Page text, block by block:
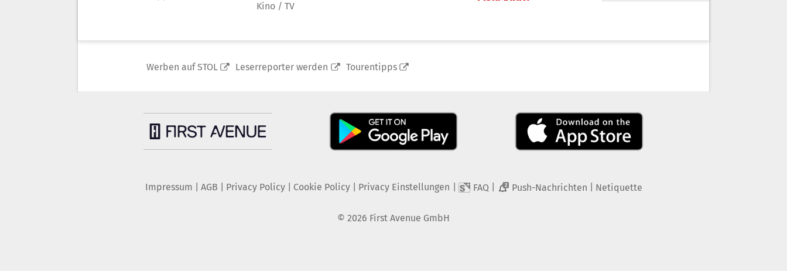
Kino / TV
Werben auf STOL Leserreporter werden Tourentipps
Impressum AGB Privacy Policy| Cookie Policy| Privacy Einstellungen FAQ 2 Push-Nachrichten Netiquette
© 2026 First Avenue GmbH